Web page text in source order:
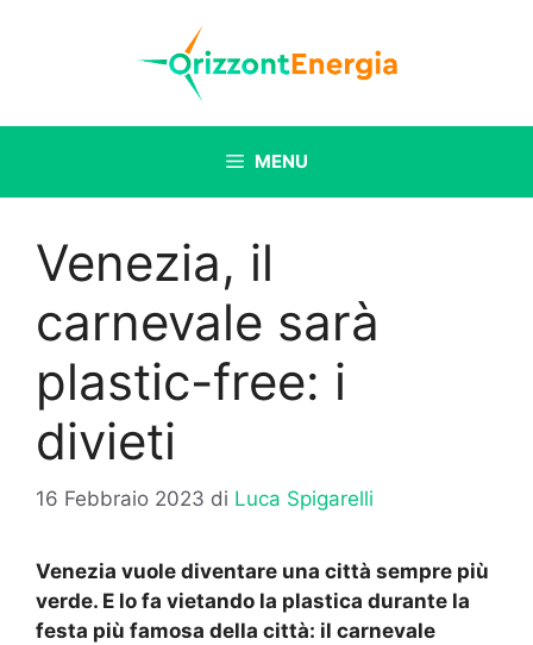
MENU
Venezia, il
carnevale sarà
plastic-free: i
divieti
16 Febbraio 2023 di Luca Spigarelli
Venezia vuole diventare una città sempre più
verde. E lo fa vietando la plastica durante la
festa più famosa della città: il carnevale